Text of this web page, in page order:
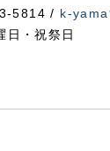
5814 / k-
・祝祭日